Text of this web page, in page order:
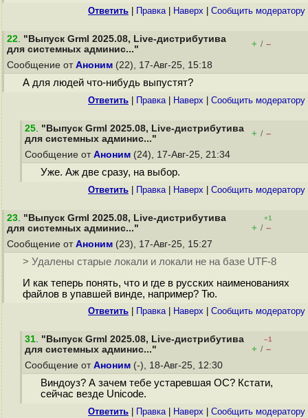
Ответить Правка| Наверх Cообщить модератору
22. "Выпуск Grml 2025.08, Live-дистрибутива
для системных админис..."
+ / –
Сообщение от Аноним (22), 17-Авг-25, 15:18
А для людей что-нибудь выпустят?
Ответить Правка| Наверх Cообщить модератору
25. "Выпуск Grml 2025.08, Live-дистрибутива
для системных админис..."
+ / –
Сообщение от Аноним (24), 17-Авг-25, 21:34
Уже. Аж две сразу, на выбор.
Ответить Правка| Наверх Cообщить модератору
23. "Выпуск Grml 2025.08, Live-дистрибутива
для системных админис..."
+1
+ / –
Сообщение от Аноним (23), 17-Авг-25, 15:27
> Удалены старые локали и локали не на базе UTF-8
И как теперь понять, что и где в русских наименованиях
файлов в упавшей винде, например? Тю.
Ответить Правка| Наверх Cообщить модератору
31. "Выпуск Grml 2025.08, Live-дистрибутива
для системных админис..."
–1
+ / –
Сообщение от Аноним (-), 18-Авг-25, 12:30
Виндоуз? А зачем тебе устаревшая ОС? Кстати,
сейчас везде Unicode.
Ответить Правка| Наверх Cообщить модератору